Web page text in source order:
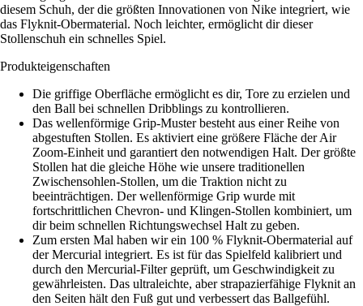
diesem Schuh, der die größten Innovationen von Nike integriert, wie
das Flyknit-Obermaterial. Noch leichter, ermöglicht dir dieser
Stollenschuh ein schnelles Spiel.
Produkteigenschaften
Die griffige Oberfläche ermöglicht es dir, Tore zu erzielen und
den Ball bei schnellen Dribblings zu kontrollieren.
Das wellenförmige Grip-Muster besteht aus einer Reihe von
abgestuften Stollen. Es aktiviert eine größere Fläche der Air
Zoom-Einheit und garantiert den notwendigen Halt. Der größte
Stollen hat die gleiche Höhe wie unsere traditionellen
Zwischensohlen-Stollen, um die Traktion nicht zu
beeinträchtigen. Der wellenförmige Grip wurde mit
fortschrittlichen Chevron- und Klingen-Stollen kombiniert, um
dir beim schnellen Richtungswechsel Halt zu geben.
Zum ersten Mal haben wir ein 100 % Flyknit-Obermaterial auf
der Mercurial integriert. Es ist für das Spielfeld kalibriert und
durch den Mercurial-Filter geprüft, um Geschwindigkeit zu
gewährleisten. Das ultraleichte, aber strapazierfähige Flyknit an
den Seiten hält den Fuß gut und verbessert das Ballgefühl.